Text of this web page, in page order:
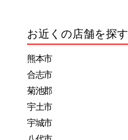
ー
シ
ョ
ン
お近くの店舗を探す
熊本市
合志市
菊池郡
宇土市
宇城市